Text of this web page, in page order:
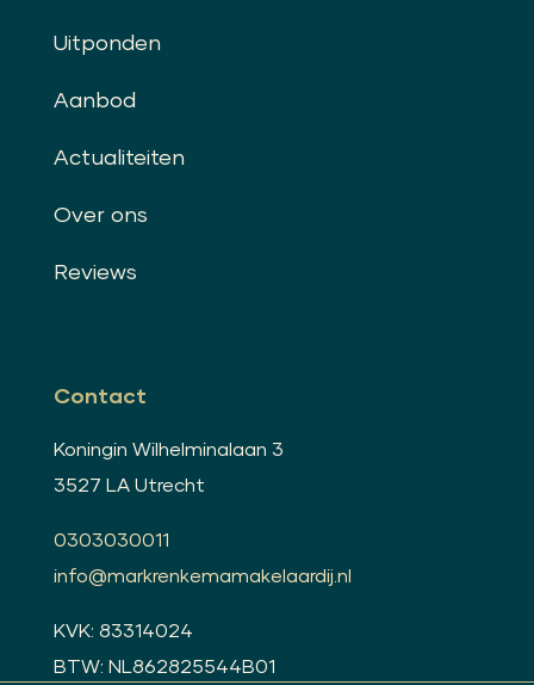
Uitponden
Aanbod
Actualiteiten
Over ons
Reviews
Contact
Koningin Wilhelminalaan 3
3527 LA Utrecht
0303030011
info@markrenkemamakelaardij.nl
KVK: 83314024
BTW: NL862825544B01